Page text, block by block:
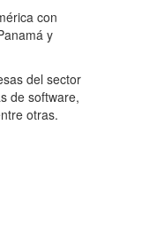
con
y
del sector
de software,
otras.